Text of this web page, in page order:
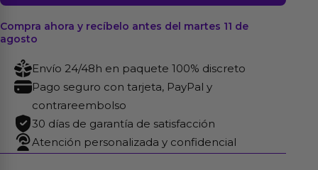
36
Funciones
Silicona
Púrpura
cantidad
Compra ahora y recíbelo antes del martes 11 de
agosto
Envío 24/48h en paquete 100% discreto
Pago seguro con tarjeta, PayPal y
contrareembolso
30 días de garantía de satisfacción
Atención personalizada y confidencial